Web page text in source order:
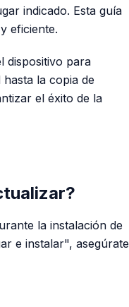
indicado. Esta guía
eficiente.
dispositivo para
la copia de
el éxito de la
la instalación de
e instalar", asegúrate